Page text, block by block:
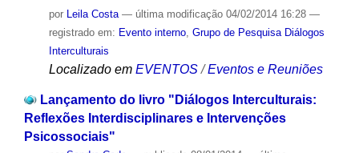
por Leila Costa — última modificação04/02/2014 16:28 —
registrado em: Evento interno, Grupo de Pesquisa Diálogos
Interculturais
Localizado em EVENTOS /Eventos e Reuniões
Lançamento do livro "Diálogos Interculturais:
Reflexões Interdisciplinares e Intervenções
Psicossociais"